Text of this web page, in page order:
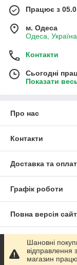
Працює з
м. Одеса
Одеса, Україна
Контакти
Сьогодні
Показати
Про нас
Контакти
Доставка та
Графік роботи
Повна версія
Сайт створено
Шановні
відправлення
магазин